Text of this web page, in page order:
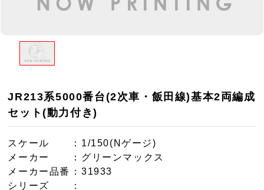
JR213系5000番台(2次車・飯田線)基本2両編成
セット(動力付き)
スケール
：1/150(Nゲージ)
メーカー
：グリーンマックス
メーカー品番
：31933
シリーズ
：